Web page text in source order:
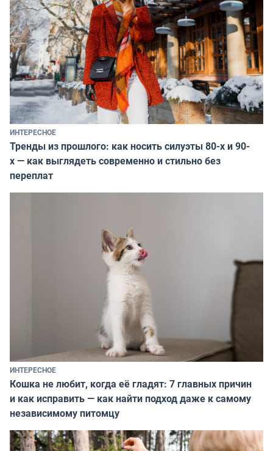
ИНТЕРЕСНОЕ
Тренды из прошлого: как носить силуэты 80-х и 90-
х — как выглядеть современно и стильно без
переплат
ИНТЕРЕСНОЕ
Кошка не любит, когда её гладят: 7 главных причин
и как исправить — как найти подход даже к самому
независимому питомцу